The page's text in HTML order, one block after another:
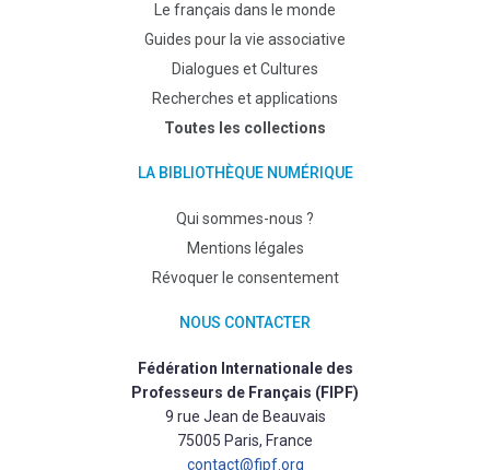
Le français dans le monde
Guides pour la vie associative
Dialogues et Cultures
Recherches et applications
Toutes les collections
LA BIBLIOTHÈQUE NUMÉRIQUE
Qui sommes-nous ?
Mentions légales
Révoquer le consentement
NOUS CONTACTER
Fédération Internationale des
Professeurs de Français (FIPF)
9 rue Jean de Beauvais
75005 Paris, France
contact@fipf.org